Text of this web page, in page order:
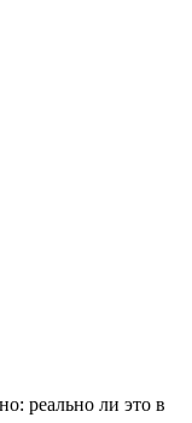
реально ли это в